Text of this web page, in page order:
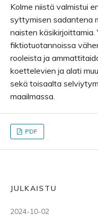
Kolme niistä valmistui
syttymisen sadantena
naisten
fiktiotuotannoissa
rooleista ja
koettelevien ja alati
sekä toisaalta
maailmassa.
PDF
JULKAISTU
2024-10-02